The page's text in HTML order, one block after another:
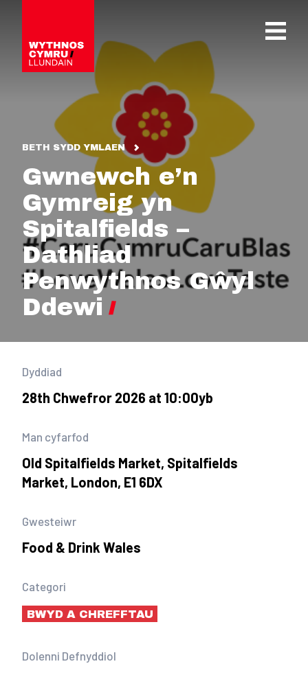
OPEN
BETH SYDD YMLAEN
Gwnewch e’n
Gymreig yn
Spitalfields –
Dathliad
Penwythnos Gŵyl
Ddewi
Dyddiad
28th Chwefror 2026 at 10:00yb
Man cyfarfod
Old Spitalfields Market, Spitalfields
Market, London, E1 6DX
Gwesteiwr
Food & Drink Wales
Categori
BWYD A CHREFFTAU
Dolenni Defnyddiol